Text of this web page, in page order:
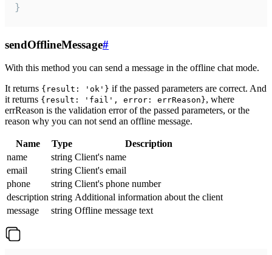
}
sendOfflineMessage#
With this method you can send a message in the offline chat mode.
It returns {result: 'ok'} if the passed parameters are correct. And
it returns {result: 'fail', error: errReason}, where
errReason is the validation error of the passed parameters, or the
reason why you can not send an offline message.
Name Type
Description
name
string Client's name
email
string Client's email
phone
string Client's phone number
description string Additional information about the client
message
string Offline message text